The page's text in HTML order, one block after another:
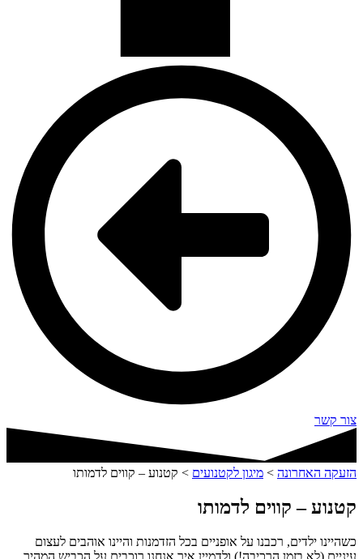
צור קשר
הזעקה האחרונה > מיגון לקטנועים > קטנוע – קווים לדמותו
קטנוע – קווים לדמותו
כשהיינו ילדים, רכבנו על אופניים בכל הזדמנות והיינו אוהבים לעצום